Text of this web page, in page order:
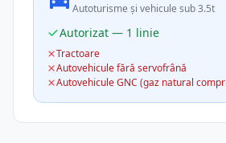
Autoturisme și vehicule sub 3.5t
Autorizat — 1 linie
Tractoare
Autovehicule fără servofrână
Autovehicule GNC (gaz natural